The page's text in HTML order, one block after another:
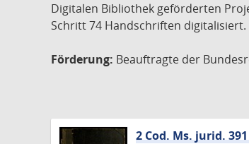
Digitalen Bibliothek geförderten
Schritt 74 Handschriften
Förderung: Beauftragte der
2 Cod. Ms. jurid.